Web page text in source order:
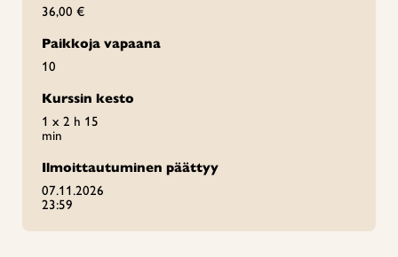
36,00 €
Paikkoja vapaana
10
Kurssin kesto
1 x 2 h 15
min
Ilmoittautuminen päättyy
07.11.2026
23:59